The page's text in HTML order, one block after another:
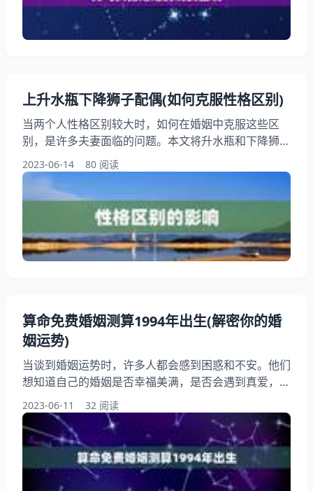
见，但也并非不存在。在婚姻中，男方是马，女方是
猪，两者之间存在着很大的差距。马的性格通常比较独
立、自我
上升水瓶下降狮子配偶(如何克服性格区别)
当两个人性格区别较大时，如何在婚姻中克服这些区
别，是许多夫妻面临的问题。本文将升水瓶和下降狮子
为例，讨论如何应对性格区别，建立健康的婚姻关系。
一、性格区别的影响 在婚姻中，性格区别是常见的问
题。上升水瓶和下降狮子的性格区别很大，水瓶通常独
立、理性、开放，而狮子则热情、自信、有支配欲。这
些区别可能导致夫妻之间的冲突和不和谐。了解如何应
对这些区别是建立健康婚姻关系的关键。 二、建立沟
通和理解
2023-06-14 80 阅读
算命免费婚姻测算1994年出生(解密你的婚
姻运势)
当谈到婚姻运势时，许多人都会感到困惑和不安。他们
想知道自己的婚姻是否幸福美满，是否会遇到真爱，是
否会有子女等等。而今日我们将通过免费的婚姻测算来
解密1994年出生人的婚姻运势。无论你是单身还是已
婚，都可以从中获得一些有用的信息和建议。让我们一
起来看看吧！ 一、婚姻运势概述 1994年出生的人，属
于属狗的人群，狗是忠诚、勇敢、诚实的代表，他们在
婚姻中也会表现出这些特点。他们的婚姻运势是比较顺
2023-06-11 32 阅读